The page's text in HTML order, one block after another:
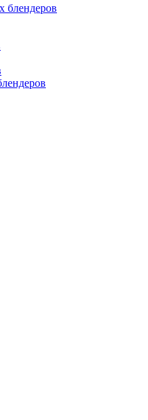
блендеров